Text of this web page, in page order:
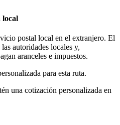
local
postal local en el extranjero. El
autoridades locales y,
aranceles e impuestos.
para esta ruta.
una cotización personalizada en